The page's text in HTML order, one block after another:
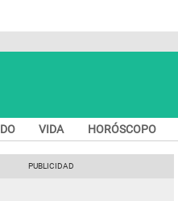
VIDA HORÓSCOPO